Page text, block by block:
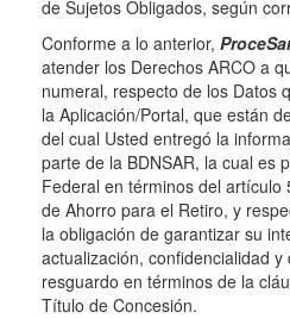
de Sujetos Obligados, según
Conforme a lo anterior,
atender los Derechos ARCO a
numeral, respecto de los Datos
la Aplicación/Portal, que están
del cual Usted entregó la
parte de la BDNSAR, la cual es
Federal en términos del artículo
de Ahorro para el Retiro, y
la obligación de garantizar su
actualización, confidencialidad
resguardo en términos de la
Título de Concesión.